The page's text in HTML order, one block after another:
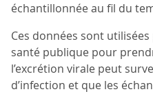
échantillonnée au fil du
Ces données sont
santé publique pour
l’excrétion virale peut
d’infection et que les